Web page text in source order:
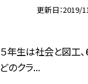
更新日 2019/
年生は社会と図工
のクラ...